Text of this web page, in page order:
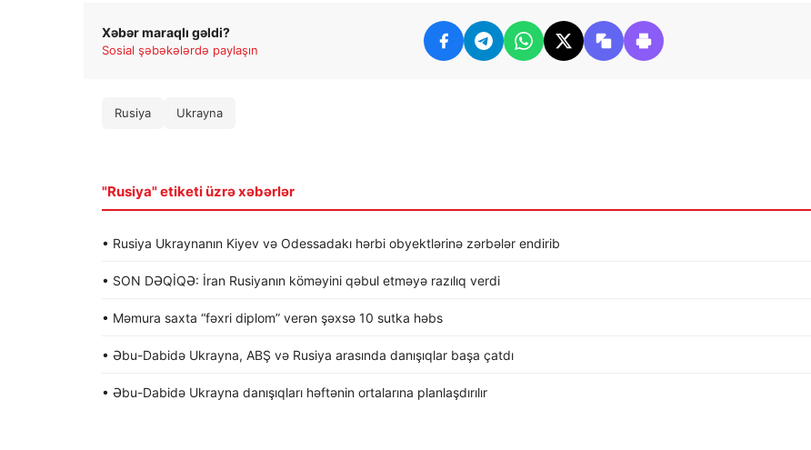
Xəbər maraqlı gəldi?
Sosial şəbəkələrdə paylaşın
Rusiya Ukrayna
"Rusiya" etiketi üzrə xəbərlər
• Rusiya Ukraynanın Kiyev və Odessadakı hərbi obyektlərinə zərbələr endirib
• SON DƏQİQƏ: İran Rusiyanın köməyini qəbul etməyə razılıq verdi
• Məmura saxta “fəxri diplom” verən şəxsə 10 sutka həbs
• Əbu-Dabidə Ukrayna, ABŞ və Rusiya arasında danışıqlar başa çatdı
• Əbu-Dabidə Ukrayna danışıqları həftənin ortalarına planlaşdırılır